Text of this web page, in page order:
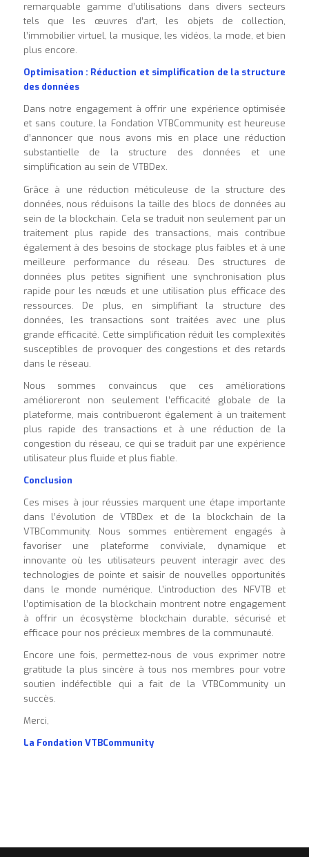
remarquable gamme d’utilisations dans divers secteurs
tels que les œuvres d’art, les objets de collection,
l’immobilier virtuel, la musique, les vidéos, la mode, et bien
plus encore.
Optimisation : Réduction et simplification de la structure
des données
Dans notre engagement à offrir une expérience optimisée
et sans couture, la Fondation VTBCommunity est heureuse
d’annoncer que nous avons mis en place une réduction
substantielle de la structure des données et une
simplification au sein de VTBDex.
Grâce à une réduction méticuleuse de la structure des
données, nous réduisons la taille des blocs de données au
sein de la blockchain. Cela se traduit non seulement par un
traitement plus rapide des transactions, mais contribue
également à des besoins de stockage plus faibles et à une
meilleure performance du réseau. Des structures de
données plus petites signifient une synchronisation plus
rapide pour les nœuds et une utilisation plus efficace des
ressources. De plus, en simplifiant la structure des
données, les transactions sont traitées avec une plus
grande efficacité. Cette simplification réduit les complexités
susceptibles de provoquer des congestions et des retards
dans le réseau.
Nous sommes convaincus que ces améliorations
amélioreront non seulement l’efficacité globale de la
plateforme, mais contribueront également à un traitement
plus rapide des transactions et à une réduction de la
congestion du réseau, ce qui se traduit par une expérience
utilisateur plus fluide et plus fiable.
Conclusion
Ces mises à jour réussies marquent une étape importante
dans l’évolution de VTBDex et de la blockchain de la
VTBCommunity. Nous sommes entièrement engagés à
favoriser une plateforme conviviale, dynamique et
innovante où les utilisateurs peuvent interagir avec des
technologies de pointe et saisir de nouvelles opportunités
dans le monde numérique. L’introduction des NFVTB et
l’optimisation de la blockchain montrent notre engagement
à offrir un écosystème blockchain durable, sécurisé et
efficace pour nos précieux membres de la communauté.
Encore une fois, permettez-nous de vous exprimer notre
gratitude la plus sincère à tous nos membres pour votre
soutien indéfectible qui a fait de la VTBCommunity un
succès.
Merci,
La Fondation VTBCommunity